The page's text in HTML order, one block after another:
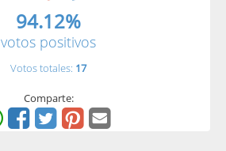
94.12%
votos positivos
Votos totales: 17
Comparte: